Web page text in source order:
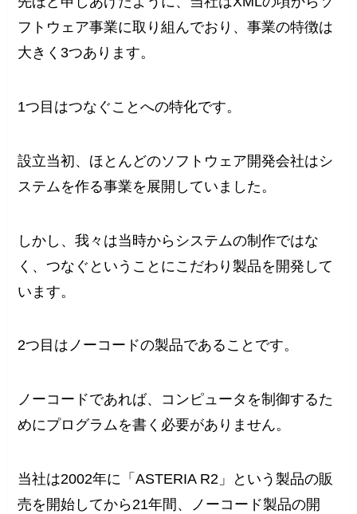
フトウェア事業に取り組んでおり、事業の特徴は
大きく3つあります。
1つ目はつなぐことへの特化です。
設立当初、ほとんどのソフトウェア開発会社はシ
ステムを作る事業を展開していました。
しかし、我々は当時からシステムの制作ではな
く、つなぐということにこだわり製品を開発して
います。
2つ目はノーコードの製品であることです。
ノーコードであれば、コンピュータを制御するた
めにプログラムを書く必要がありません。
当社は2002年に「ASTERIA R2」という製品の販
売を開始してから21年間、ノーコード製品の開